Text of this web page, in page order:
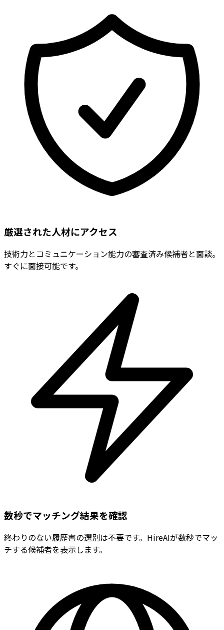
厳選された人材にアクセス
技術力とコミュニケーション能力の審査済み候補者と面談。
すぐに面接可能です。
数秒でマッチング結果を確認
終わりのない履歴書の選別は不要です。HireAIが数秒でマッ
チする候補者を表示します。